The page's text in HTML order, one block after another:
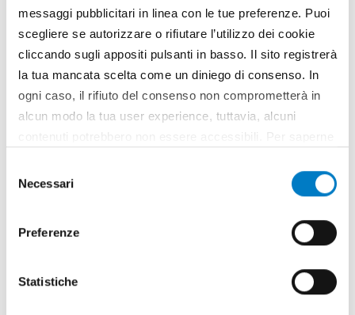
messaggi pubblicitari in linea con le tue preferenze. Puoi
scegliere se autorizzare o rifiutare l’utilizzo dei cookie
cliccando sugli appositi pulsanti in basso. Il sito registrerà
la tua mancata scelta come un diniego di consenso. In
ogni caso, il rifiuto del consenso non comprometterà in
alcun modo la tua user experience, tuttavia, alcuni
all’utilizzo di tutti, o solamente di alcuni di essi, ti
delNecessari
Preferenze
Statistiche
BIOMASSE
Bioenergia: un piano di settore
al vaglio del Ministero
Il Ministero delle politiche agricole ha affidato ad un
gruppo di esperti tra cui Itabia il compito di
delle energie da materie prime agricole. Realizzato
valorizzazione della risorsa biomassa, supportare la
TAG Ministero